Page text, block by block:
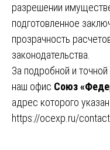
разрешении
подготовленное
прозрачность
законодательства.
За подробной и
наш офис Союз
адрес которого
https://ocexp.ru/